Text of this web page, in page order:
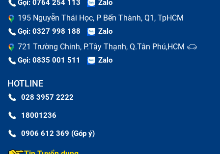
Gọi: 0764 254 113 Zalo
195 Nguyễn Thái Học, P Bến Thành, Q1, TpHCM
Gọi: 0327 998 188 Zalo
721 Trường Chinh, P.Tây Thạnh, Q.Tân Phú,HCM
Gọi: 0835 001 511 Zalo
HOTLINE
028 3957 2222
18001236
0906 612 369 (Góp ý)